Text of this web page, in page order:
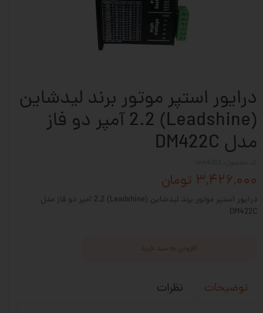
درایور استپر موتور برند لیدشاین
(Leadshine) 2.2 آمپر دو فاز
مدل DM422C
۳,۴۲۶,۰۰۰ تومان
درایور استپر موتور برند لیدشاین (Leadshine) 2.2 آمپر دو فاز مدل
DM422C
افزودن به سبد خرید
توضیحات نظرات